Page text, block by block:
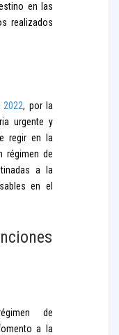
en las
realizados
2022, por la
urgente y
regir en la
régimen de
a la
en el
de
a la